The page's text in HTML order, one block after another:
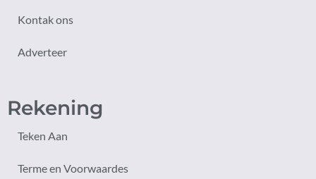
Kontak ons
Adverteer
Rekening
Teken Aan
Terme en Voorwaardes